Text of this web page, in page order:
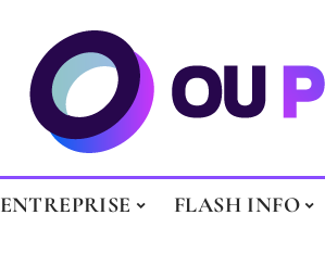
ENTREPRISE FLASH INFO